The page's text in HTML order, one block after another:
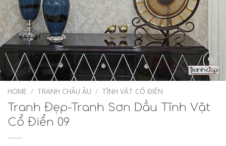
Add to
HOME / TRANH CHÂU ÂU / TĨNH VẬT CỔ ĐIỂN
Tranh Đẹp-Tranh Sơn Dầu Tĩnh Vật
Cổ Điển 09